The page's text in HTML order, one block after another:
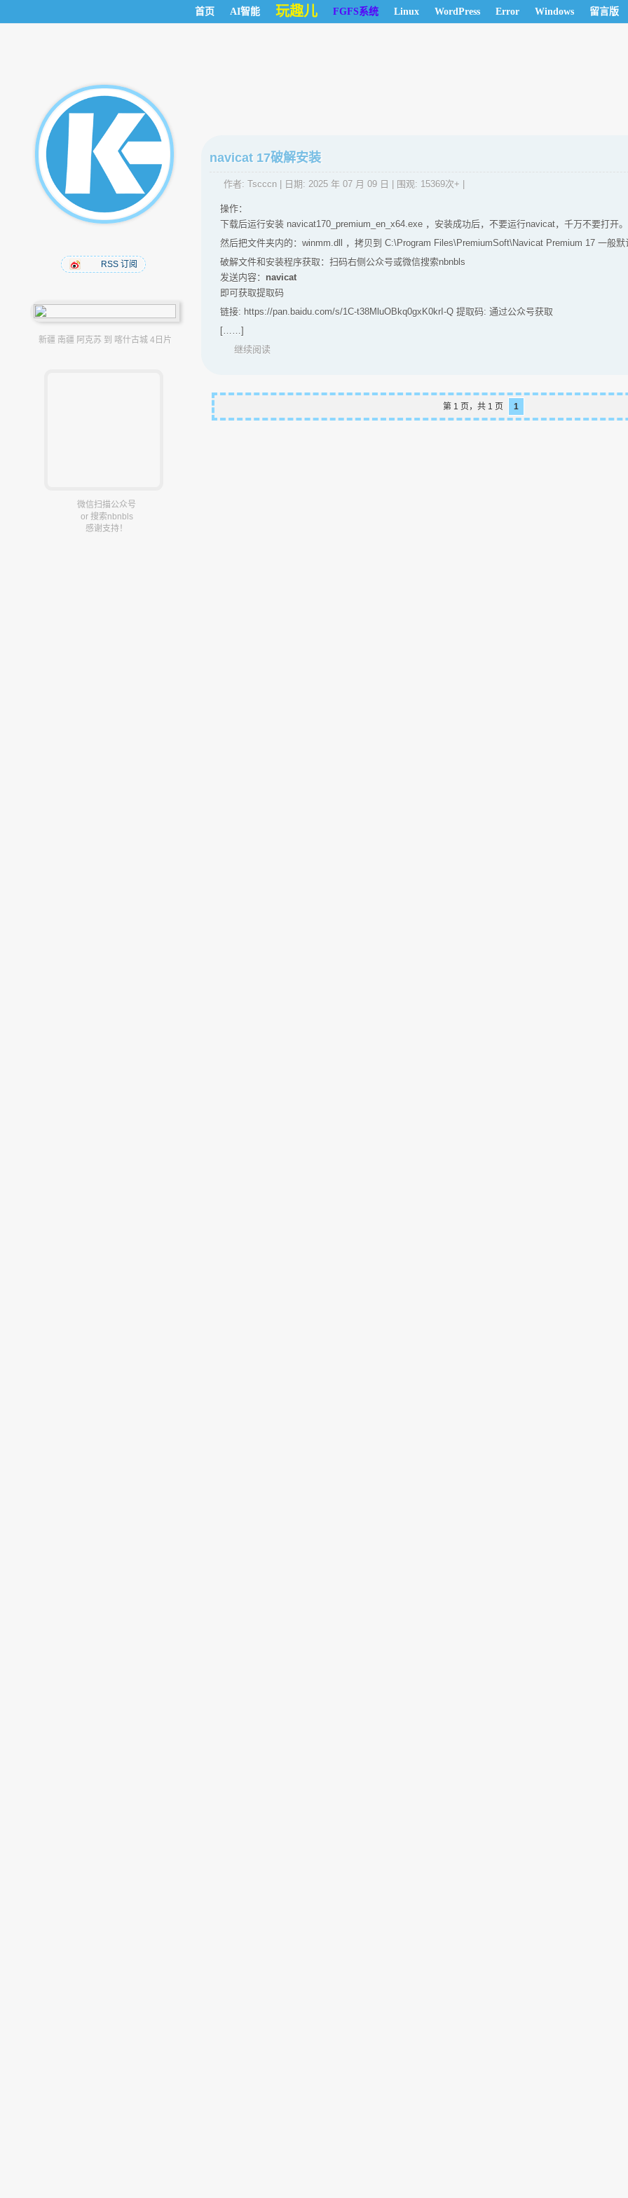
首页 AI智能 玩趣儿 FGFS系统 Linux WordPress Error Windows 留言版
RSS 订阅
新疆 南疆 阿克苏 到 喀什古城 4日片
微信扫描公众号
or 搜索nbnbls
感谢支持！
navicat 17破解安装
作者: Tscccn| 日期: 2025 年 07 月 09 日 | 围观: 15369次+ |
操作：
下载后运行安装 navicat170_premium_en_x64.exe ，安装成功后，不要运行navicat，千万不要打开
然后把文件夹内的：winmm.dll ，拷贝到 C:\Program Files\PremiumSoft\Navicat Premium 17 一般
破解文件和安装程序获取：扫码右侧公众号或微信搜索nbnbls
发送内容： navicat
即可获取提取码
链接: https://pan.baidu.com/s/1C-t38MluOBkq0gxK0krI-Q 提取码: 通过公众号获取
[……]
继续阅读
第 1 页，共 1 页 1